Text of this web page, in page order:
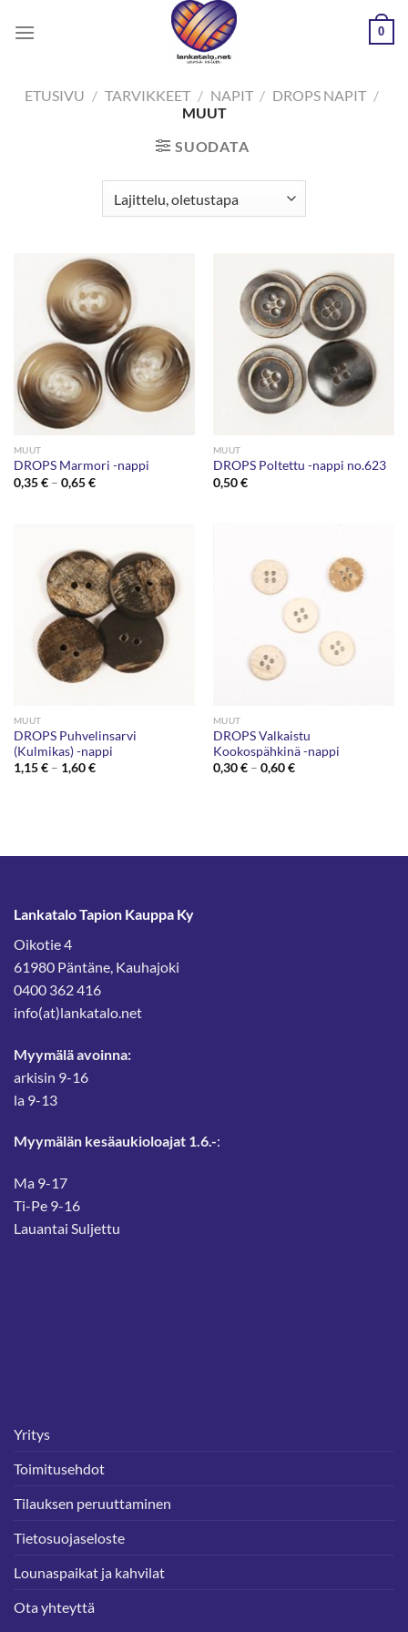
0
ETUSIVU / TARVIKKEET / NAPIT / DROPS NAPIT /
MUUT
SUODATA
MUUT
DROPS Marmori -nappi
0,35€ – 0,65€Hintaluokka:
MUUT
DROPS Poltettu -nappi no.623
0,50€
MUUT
DROPS Puhvelinsarvi
(Kulmikas) -nappi
1,15€ – 1,60€Hintaluokka:
MUUT
DROPS Valkaistu
Kookospähkinä -nappi
0,30€ – 0,60€Hintaluokka:
Lankatalo Tapion Kauppa Ky
Oikotie 4
61980 Päntäne, Kauhajoki
0400 362 416
info(at)lankatalo.net
Myymälä avoinna:
arkisin 9-16
la 9-13
Myymälän kesäaukioloajat 1.6.-:
Ma 9-17
Ti-Pe 9-16
Lauantai Suljettu
Yritys
Toimitusehdot
Tilauksen peruuttaminen
Tietosuojaseloste
Lounaspaikat ja kahvilat
Ota yhteyttä